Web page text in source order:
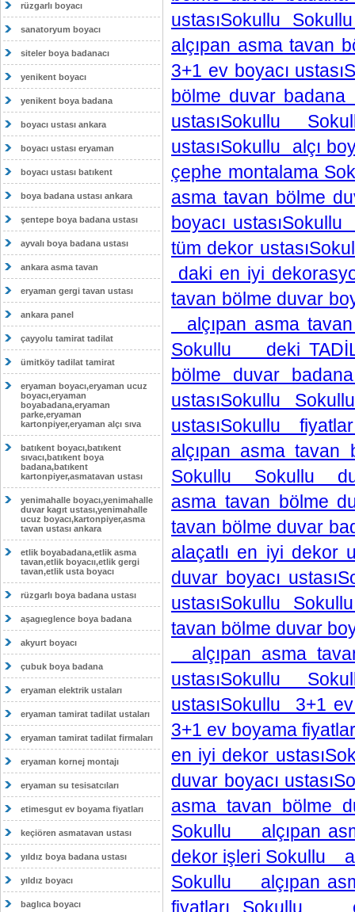
rüzgarlı boyacı
sanatoryum boyacı
siteler boya badanacı
yenikent boyacı
yenikent boya badana
boyacı ustası ankara
boyacı ustası eryaman
boyacı ustası batıkent
boya badana ustası ankara
şentepe boya badana ustası
ayvalı boya badana ustası
ankara asma tavan
eryaman gergi tavan ustası
ankara panel
çayyolu tamirat tadilat
ümitköy tadilat tamirat
eryaman boyacı,eryaman ucuz
boyacı,eryaman
boyabadana,eryaman
parke,eryaman
kartonpiyer,eryaman alçı sıva
batıkent boyacı,batıkent
sıvacı,batıkent boya
badana,batıkent
kartonpiyer,asmatavan ustası
yenimahalle boyacı,yenimahalle
duvar kagıt ustası,yenimahalle
ucuz boyacı,kartonpiyer,asma
tavan ustası ankara
etlik boyabadana,etlik asma
tavan,etlik boyacıı,etlik gergi
tavan,etlik usta boyacı
rüzgarlı boya badana ustası
aşagıeglence boya badana
akyurt boyacı
çubuk boya badana
eryaman elektrik ustaları
eryaman tamirat tadilat ustaları
eryaman tamirat tadilat firmaları
eryaman kornej montajı
eryaman su tesisatcıları
etimesgut ev boyama fiyatları
keçiören asmatavan ustası
yıldız boya badana ustası
yıldız boyacı
baglıca boyacı
ustasıSokullu
alçıpan asma tavan
3+1 ev boyacı
bölme duvar
ustasıSokullu
ustasıSokullu alçı
çephe montalama
asma tavan bölme
boyacı
tüm dekor
daki en iyi
tavan bölme duvar
alçıpan asma
Sokullu deki
bölme duvar
ustasıSokullu
ustasıSokullu
alçıpan asma tavan
Sokullu Sokullu
asma tavan bölme
tavan bölme duvar
alaçatlı en iyi dekor
duvar boyacı
ustasıSokullu
tavan bölme duvar
alçıpan asma
ustasıSokullu
ustasıSokullu 3+1
3+1 ev boyama
en iyi dekor
duvar boyacı
asma tavan bölme
Sokullu alçıpan
dekor işleri Sokullu
Sokullu alçıpan
fiyatları Sokullu